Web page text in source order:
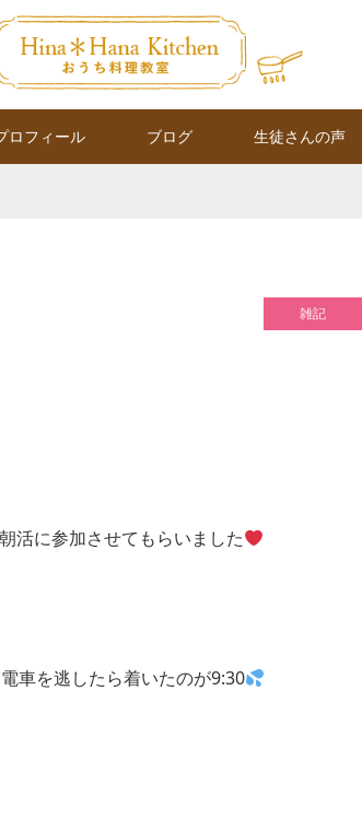
ロフィール ブログ 生徒さんの声
雑記
活に参加させてもらいました
車を逃したら着いたのが9:30